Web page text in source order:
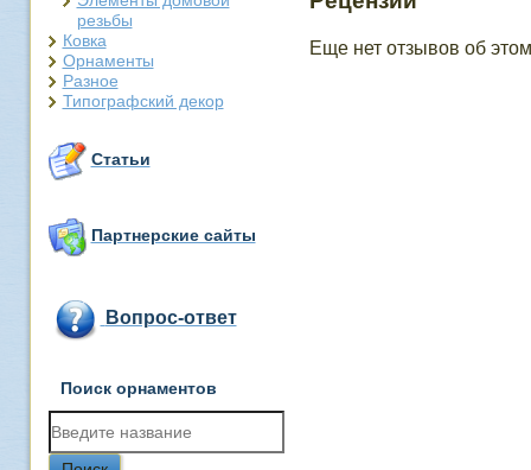
резьбы
Ковка
Орнаменты
Разное
Типографский декор
Статьи
Партнерские сайты
Вопрос-ответ
Поиск орнаментов
Еще нет отзывов об